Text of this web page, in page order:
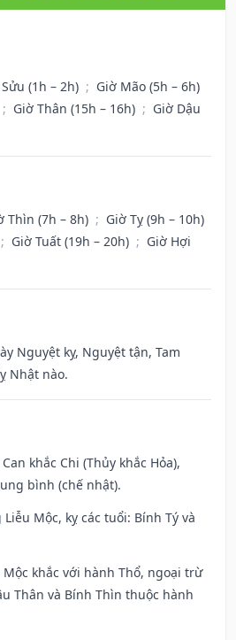
(1h – 2h) ; Giờ Mão (5h – 6h)
; Giờ Thân (15h – 16h) ; Giờ Dậu
Thìn (7h – 8h) ; Giờ Tỵ (9h – 10h)
; Giờ Tuất (19h – 20h) ; Giờ Hợi
Nguyệt kỵ, Nguyệt tận, Tam
Nhật nào.
khắc Chi (Thủy khắc Hỏa),
bình (chế nhật).
Mộc, kỵ các tuổi: Bính Tý và
khắc với hành Thổ, ngoại trừ
Thân và Bính Thìn thuộc hành